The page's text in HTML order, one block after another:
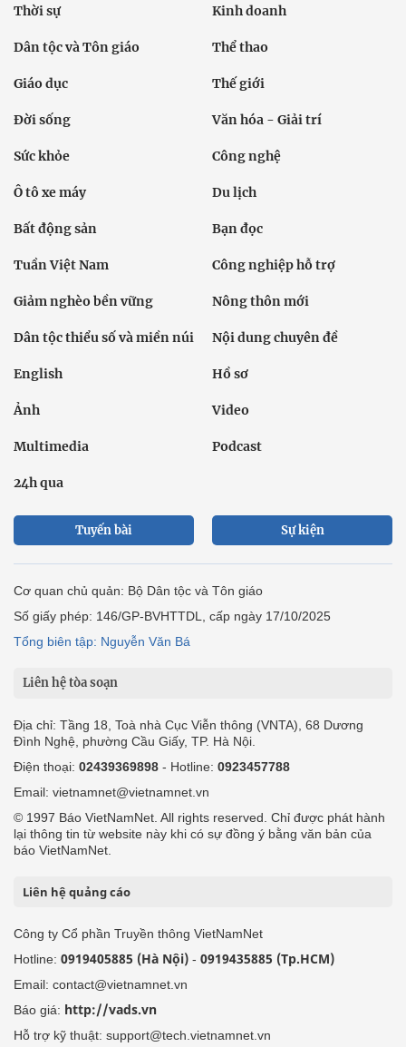
Thời sự Kinh doanh
Dân tộc và Tôn giáo Thể thao
Giáo dục Thế giới
Đời sống Văn hóa - Giải trí
Sức khỏe Công nghệ
Ô tô xe máy Du lịch
Bất động sản Bạn đọc
Tuần Việt Nam Công nghiệp hỗ trợ
Giảm nghèo bền vững Nông thôn mới
Dân tộc thiểu số và miền núi Nội dung chuyên đề
English Hồ sơ
Ảnh Video
Multimedia Podcast
24h qua
Tuyến bài Sự kiện
Cơ quan chủ quản: Bộ Dân tộc và Tôn giáo
Số giấy phép: 146/GP-BVHTTDL, cấp ngày 17/10/2025
Tổng biên tập: Nguyễn Văn Bá
Liên hệ tòa soạn
Địa chỉ: Tầng 18, Toà nhà Cục Viễn thông (VNTA), 68 Dương
Đình Nghệ, phường Cầu Giấy, TP. Hà Nội.
Điện thoại: 02439369898 - Hotline: 0923457788
Email: vietnamnet@vietnamnet.vn
© 1997 Báo VietNamNet. All rights reserved. Chỉ được phát hành
lại thông tin từ website này khi có sự đồng ý bằng văn bản của
báo VietNamNet.
Liên hệ quảng cáo
Công ty Cổ phần Truyền thông VietNamNet
Hotline: 0919405885 (Hà Nội) - 0919435885 (Tp.HCM)
Email: contact@vietnamnet.vn
Báo giá: http://vads.vn
Hỗ trợ kỹ thuật: support@tech.vietnamnet.vn